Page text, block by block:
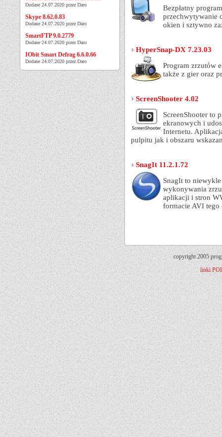
Dodane 24.07.2020 przez Daro
Skype 8.62.0.83
Dodane 24.07.2020 przez Daro
SmartFTP 9.0.2779
Dodane 24.07.2020 przez Daro
IObit Smart Defrag 6.6.0.66
Dodane 24.07.2020 przez Daro
Bezpłatny
przechwytywanie
okien i sztywno
HyperSnap-DX 7.23.03
Program zrzutów
także z gier oraz
ScreenShooter 4.02
ScreenShooter to
ekranowych i
Internetu.
pulpitu jak i obszaru
SnagIt 11.2.1.72
SnagIt to niewykle
wykonywania
aplikacji i stron
formacie AVI tego
copyright 2005
linki